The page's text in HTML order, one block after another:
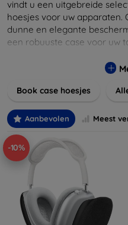
vindt u een uitgebreide
hoesjes voor uw apparaten.
dunne en elegante
een robuuste case voor uw
beschermen tegen krassen,
kunststof tot luxe leer, en
stijl. Vergeet niet om ook
andere accessoires te kijken
bescherming van uw
apparaat de bescherming
Book case hoesjes
Aanbevolen Meest
-10%